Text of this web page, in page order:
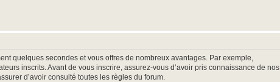
quelques secondes et vous offres de nombreux avantages. Par exemple,
inscrits. Avant de vous inscrire, assurez-vous d’avoir pris connaissance de nos
d’avoir consulté toutes les règles du forum.